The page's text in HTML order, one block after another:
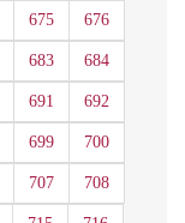
675 676
683 684
691 692
699 700
707 708